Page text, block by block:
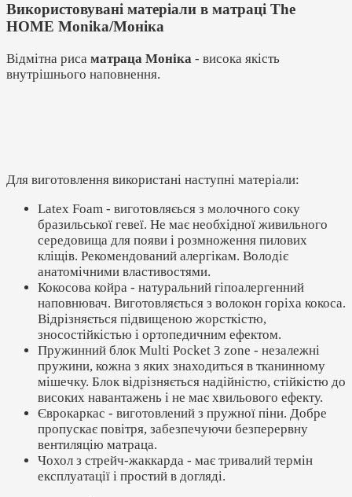
Використовувані матеріали в матраці The
HOME Monika/Моніка
Відмітна риса матраца Моніка - висока якість
внутрішнього наповнення.
Для виготовлення використані наступні матеріали:
Latex Foam - виготовляєься з молочного соку
бразильської гевеї. Не має необхідної живильного
середовища для появи і розмноження пилових
кліщів. Рекомендований алергікам. Володіє
анатомічними властивостями.
Кокосова койра - натуральний гіпоалергенний
наповнювач. Виготовляється з волокон горіха кокоса.
Відрізняється підвищеною жорсткістю,
зносостійкістью і ортопедичним ефектом.
Пружинний блок Multi Pocket 3 zone - незалежні
пружини, кожна з яких знаходиться в тканинному
мішечку. Блок відрізняється надійністю, стійкістю до
високих навантажень і не має хвильового ефекту.
Єврокаркас - виготовлений з пружної піни. Добре
пропускає повітря, забезпечуючи безперервну
вентиляцію матраца.
Чохол з стрейч-жаккарда - має тривалий термін
експлуатації і простий в догляді.